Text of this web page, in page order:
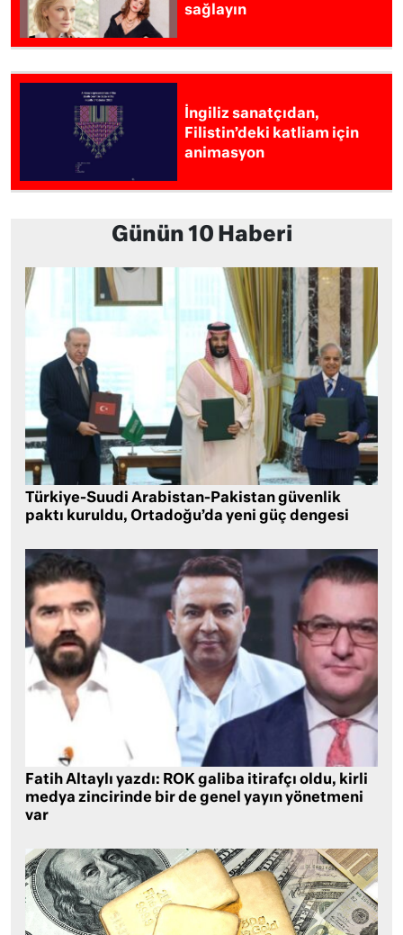
sağlayın
İngiliz sanatçıdan,
Filistin’deki katliam için
animasyon
Günün 10 Haberi
Türkiye-Suudi Arabistan-Pakistan güvenlik
paktı kuruldu, Ortadoğu’da yeni güç dengesi
Fatih Altaylı yazdı: ROK galiba itirafçı oldu, kirli
medya zincirinde bir de genel yayın yönetmeni
var